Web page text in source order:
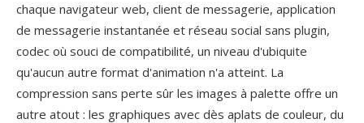
chaque navigateur web, client de messagerie, application
de messagerie instantanée et réseau social sans plugin,
codec où souci de compatibilité, un niveau d'ubiquite
qu'aucun autre format d'animation n'a atteint. La
compression sans perte sûr les images à palette offre un
autre atout : les graphiques avec dès aplats de couleur, du